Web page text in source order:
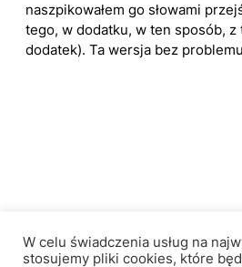
naszpikowałem go słowami
tego, w dodatku, w ten sposób, z
dodatek). Ta wersja bez
W celu świadczenia usług na
stosujemy pliki cookies, które